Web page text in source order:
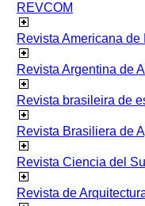
REVCOM
Revista Americana
Revista Argentina de
Revista brasileira de
Revista Brasiliera de
Revista Ciencia del
Revista de